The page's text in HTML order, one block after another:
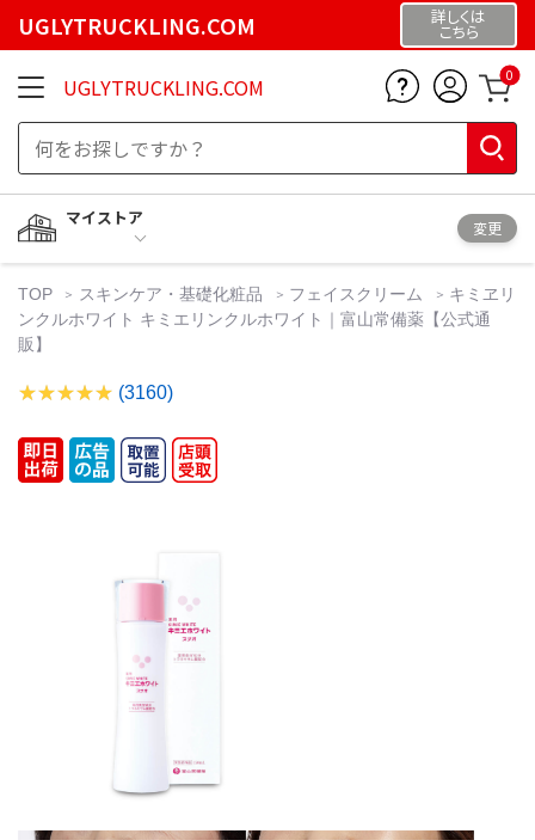
UGLYTRUCKLING.COM 詳しくは
こちら
UGLYTRUCKLING.COM 0
マイストア
変更
TOP スキンケア・基礎化粧品 フェイスクリーム
キミヱリ
ンクルホワイト キミエリンクルホワイト｜富山常備薬【公式通
販】
(3160)